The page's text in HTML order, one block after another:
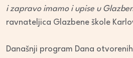
i zapravo imamo i upise u
ravnateljica Glazbene škole
Današnji program Dana